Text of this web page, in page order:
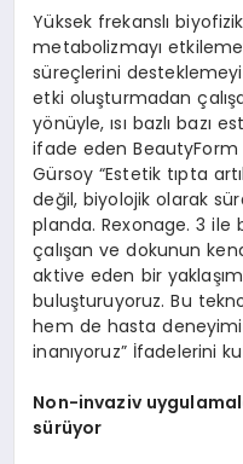
Yüksek frekanslı
metabolizmayı
süreçlerini
etki oluşturmadan
yönüyle, ısı bazlı bazı
ifade eden BeautyForm
Gürsoy “Estetik tıpta
değil, biyolojik olarak
planda. Rexonage. 3 ile
çalışan ve dokunun
aktive eden bir
buluşturuyoruz. Bu
hem de hasta
inanıyoruz” İfadelerini
Non-invaziv
sürüyor